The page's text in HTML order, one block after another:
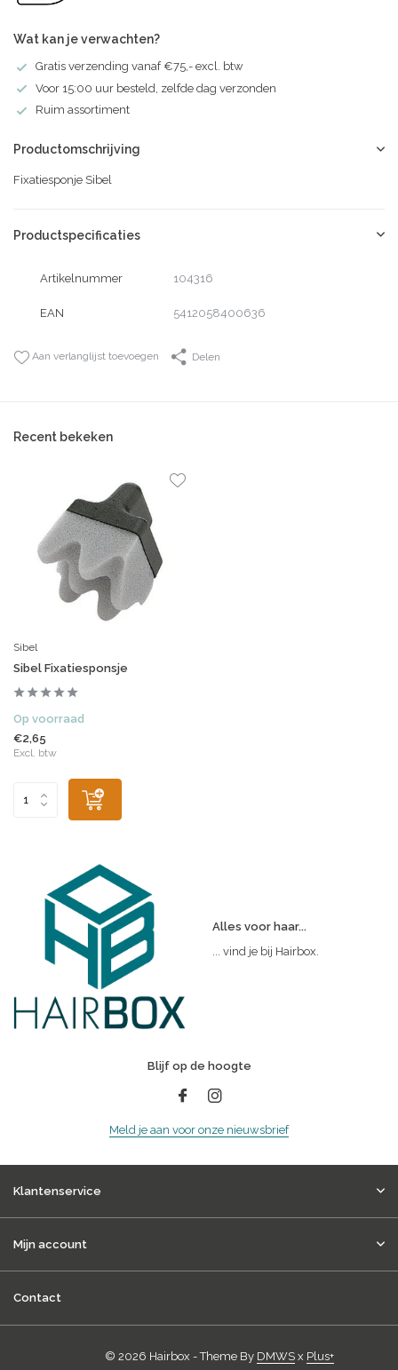
Wat kan je verwachten?
Gratis verzending vanaf €75,- excl. btw
Voor 15:00 uur besteld, zelfde dag verzonden
Ruim assortiment
Productomschrijving
Fixatiesponje Sibel
Productspecificaties
Artikelnummer 104316
EAN 5412058400636
Aan verlanglijst toevoegen Delen
Recent bekeken
Sibel
Sibel Fixatiesponsje
Op voorraad
€2,65
Excl. btw
Alles voor haar...
... vind je bij Hairbox.
Blijf op de hoogte
Meld je aan voor onze nieuwsbrief
Klantenservice
Mijn account
Contact
© 2026 Hairbox - Theme By DMWSx Plus+